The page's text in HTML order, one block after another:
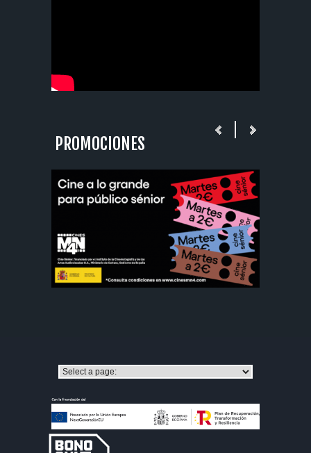
PROMOCIONES